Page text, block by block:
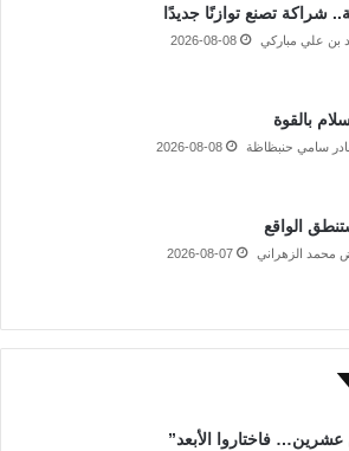
شراكة تصنع توازنًا جديدًا
بن علي مباركي 2026-08-08
بالقوة
سامي حنبظاظة 2026-08-08
الواقع
محمد الزهراني 2026-08-07
فاختاروا الأبعد”